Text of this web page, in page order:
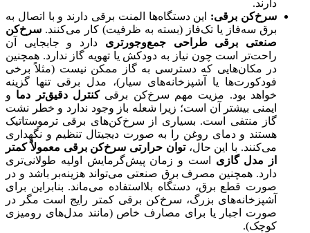
دارند.
سرخ‌کن برقی: این دستگاه‌ها المنت برقی دارند و با اتصال به
برق سه‌فاز یا تک‌فاز (بسته به ظرفیت) کار می‌کنند. سرخ‌کن
صنعتی برقی طراحی جمع‌وجورتری دارد و جابجایی آن
راحت‌تر است چون نیاز به دودکش یا تهویه گاز ندارد. همچنین
در مکان‌هایی که دسترسی به گاز ممکن نیست (مثلاً برخی
فودکورت‌ها یا آشپزخانه‌های سیار)، مدل برقی تنها گزینه
خواهد بود. مزیت مهم سرخ‌کن برقیکنترل دقیق‌تر دما و
ایمنی بیشتر آن است؛ زیرا شعله باز وجود ندارد و خطر نشت
گاز منتفی است. بسیاری از سرخ‌کن‌های برقی ترموستاتیک
هستند و دمای روغن را به صورت دیجیتال تنظیم و نگهداری
می‌کنند. با این حال،توان حرارتی سرخ‌کن برقی معمولاً کمتر
از مدل گازی است و زمان پیش‌گرمایش اولیه طولانی‌تری
دارد. همچنین مصرف برق صنعتی می‌تواند هزینه‌بر باشد و در
صورت قطع برق، دستگاه بلااستفاده می‌ماند. بنابراین برای
آشپزخانه‌های بزرگ، سرخ‌کن برقی کمتر رایج است مگر در
صورت اجبار یا برای مصارف خاص (مانند مدل‌های رومیزی
کوچک).